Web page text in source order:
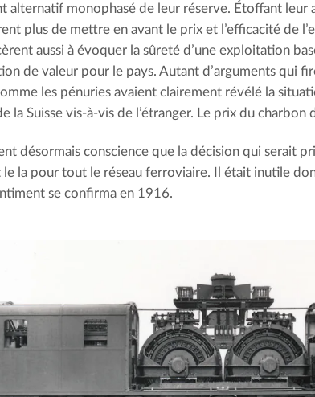
alternatif monophasé de leur réserve. Étoffant leur
plus de mettre en avant le prix et l’efficacité de
aussi à évoquer la sûreté d’une exploitation
de valeur pour le pays. Autant d’arguments qui
les pénuries avaient clairement révélé la
la Suisse vis-à-vis de l’étranger. Le prix du
désormais conscience que la décision qui serait
la pour tout le réseau ferroviaire. Il était inutile
se confirma en 1916.